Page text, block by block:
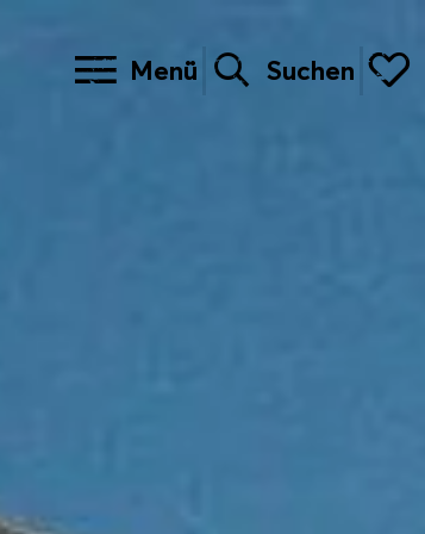
Menü Suchen